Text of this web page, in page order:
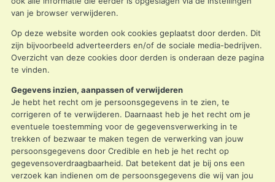
van je browser verwijderen.
Op deze website worden ook cookies geplaatst door derden. Dit
zijn bijvoorbeeld adverteerders en/of de sociale media-bedrijven.
Overzicht van deze cookies door derden is onderaan deze pagina
te vinden.
Gegevens inzien, aanpassen of verwijderen
Je hebt het recht om je persoonsgegevens in te zien, te
corrigeren of te verwijderen. Daarnaast heb je het recht om je
eventuele toestemming voor de gegevensverwerking in te
trekken of bezwaar te maken tegen de verwerking van jouw
persoonsgegevens door Credible en heb je het recht op
gegevensoverdraagbaarheid. Dat betekent dat je bij ons een
verzoek kan indienen om de persoonsgegevens die wij van jou